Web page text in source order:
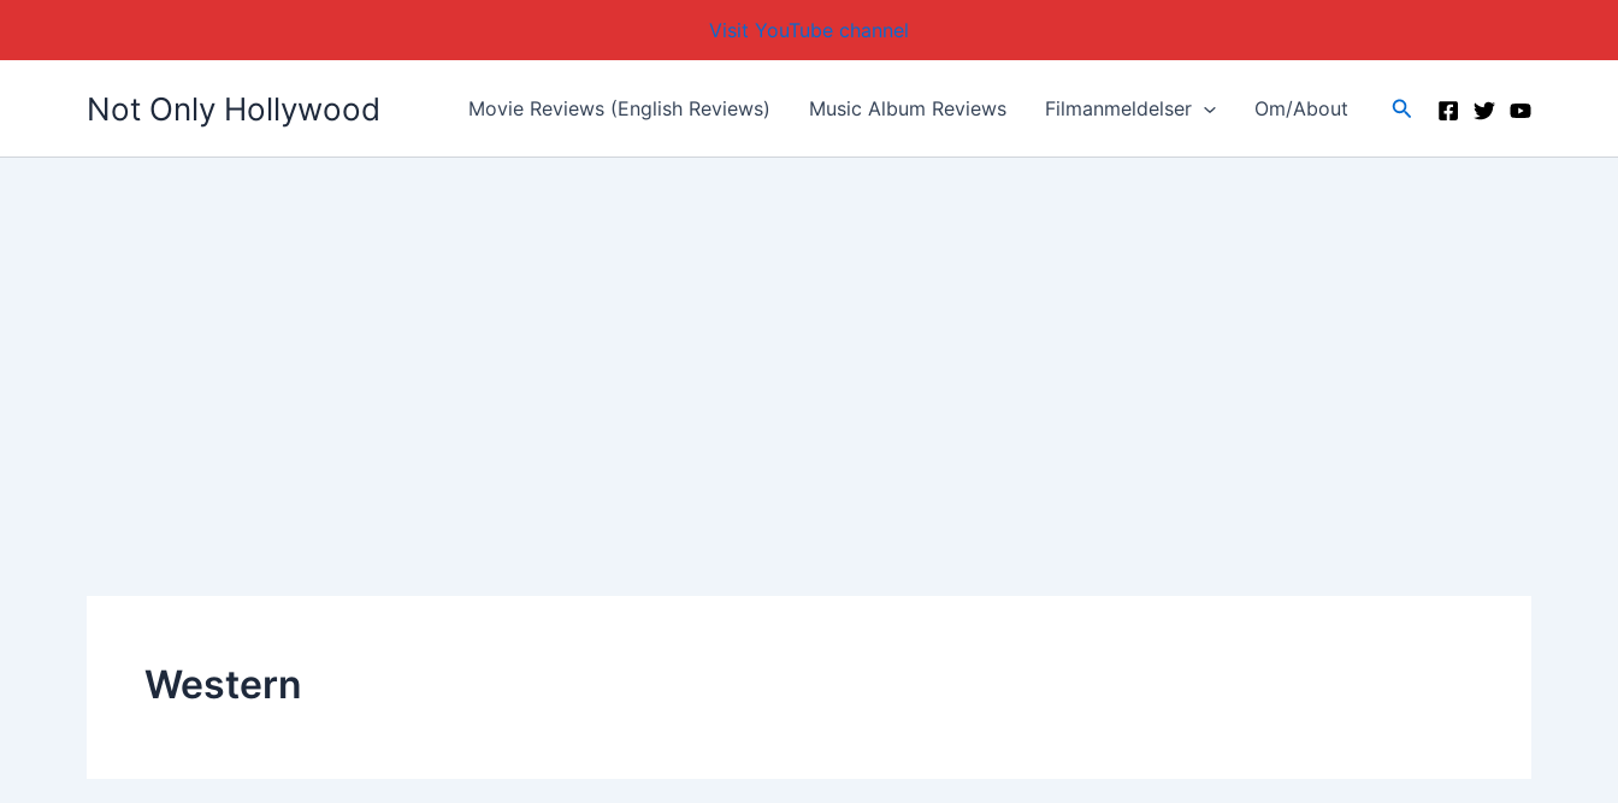
Visit YouTube channel
Not Only Hollywood Movie Reviews (English Reviews) Music Album Reviews Filmanmeldelser Om/About Search
Western